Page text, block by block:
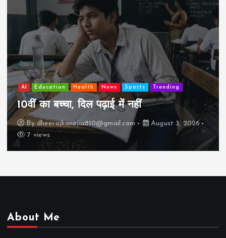
AI Education Health News Sports Trending
10वीं का बच्चा, दिल पढ़ाई में नहीं
By dheerajkanojia810@gmail.com
August 3, 2026
7 views
About Me